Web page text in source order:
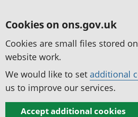
Cookies on ons.gov.uk
Cookies are small files stored
website work.
We would like to set additional
us to improve our services.
Accept additional cookies